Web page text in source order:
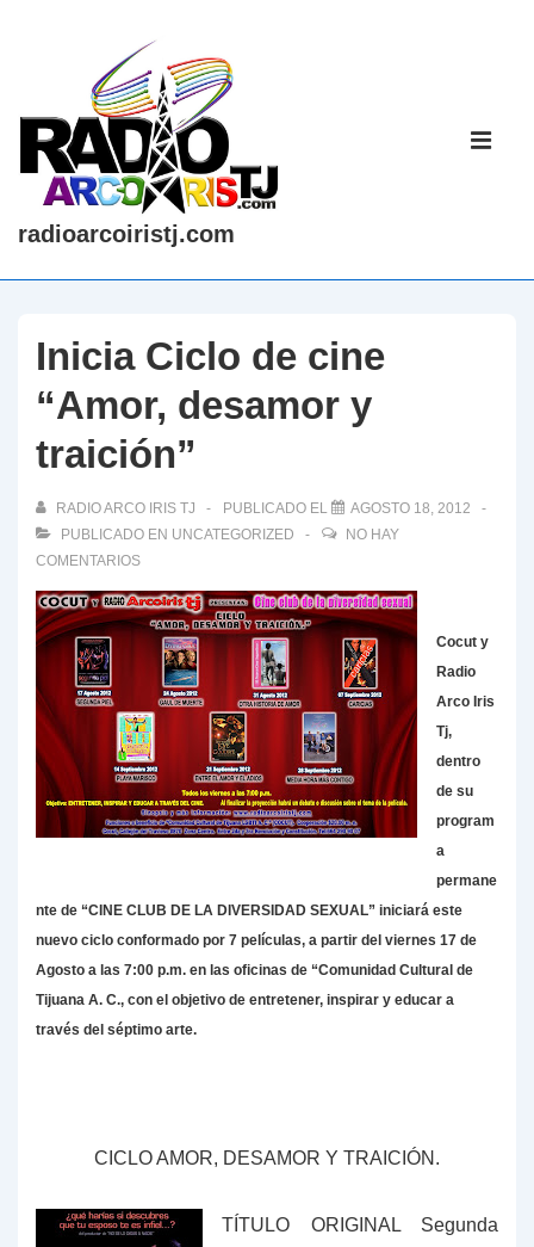
contenido
principal
radioarcoiristj.com
Inicia Ciclo de cine
“Amor, desamor y
traición”
RADIO ARCO IRIS TJ PUBLICADO EL
AGOSTO 18, 2012
PUBLICADO EN UNCATEGORIZED
NO HAY
COMENTARIOS
Cocut y
Radio
Arco Iris
Tj,
dentro
de su
program
a
permane
nte de “CINE CLUB DE LA DIVERSIDAD SEXUAL” iniciará este
nuevo ciclo conformado por 7 películas, a partir del viernes 17 de
Agosto a las 7:00 p.m. en las oficinas de “Comunidad Cultural de
Tijuana A. C., con el objetivo de entretener, inspirar y educar a
través del séptimo arte.
CICLO AMOR, DESAMOR Y TRAICIÓN.
TÍTULO ORIGINAL Segunda